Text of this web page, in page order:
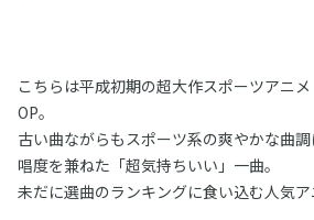
こちらは平成初期の超大作スポーツアニ
OP。
古い曲ながらもスポーツ系の爽やかな曲
唱度を兼ねた「超気持ちいい」一曲。
未だに選曲のランキングに食い込む人気ア